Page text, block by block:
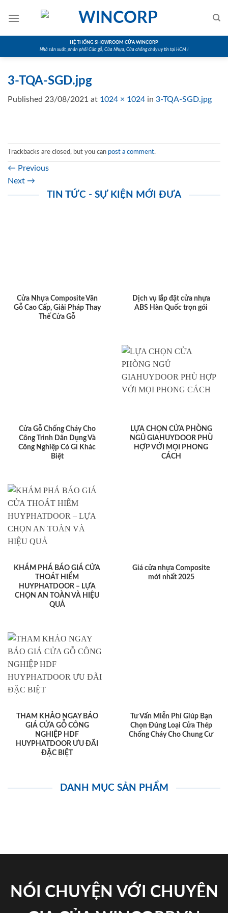
HỆ THỐNG SHOWROOM CỬA WINCORP
Nhà sản xuất, phân phối Cửa gỗ, Cửa Nhựa, Cửa chống cháy uy tín tại HCM !
3-TQA-SGD.jpg
Published 23/08/2021 at 1024 × 1024 in 3-TQA-SGD.jpg
Trackbacks are closed, but you can post a comment.
← Previous
Next →
TIN TỨC - SỰ KIỆN MỚI ĐƯA
Cửa Nhựa Composite Vân
Gỗ Cao Cấp, Giải Pháp Thay
Thế Cửa Gỗ
Dịch vụ lắp đặt cửa nhựa
ABS Hàn Quốc trọn gói
Cửa Gỗ Chống Cháy Cho
Công Trình Dân Dụng Và
Công Nghiệp Có Gì Khác
Biệt
LỰA CHỌN CỬA PHÒNG
NGỦ GIAHUYDOOR PHÙ
HỢP VỚI MỌI PHONG
CÁCH
KHÁM PHÁ BÁO GIÁ CỬA
THOÁT HIỂM
HUYPHATDOOR – LỰA
CHỌN AN TOÀN VÀ HIỆU
QUẢ
Giá cửa nhựa Composite
mới nhất 2025
THAM KHẢO NGAY BÁO
GIÁ CỬA GỖ CÔNG
NGHIỆP HDF
HUYPHATDOOR ƯU ĐÃI
ĐẶC BIỆT
Tư Vấn Miễn Phí Giúp Bạn
Chọn Đúng Loại Cửa Thép
Chống Cháy Cho Chung Cư
DANH MỤC SẢN PHẨM
NÓI CHUYỆN VỚI CHUYÊN